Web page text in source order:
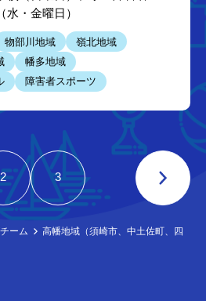
水・金曜日）
物部川地域
嶺北地域
幡多地域
障害者スポーツ
2 3
ーム
高幡地域（須崎市、中土佐町、四